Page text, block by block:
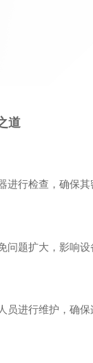
道
进行检查，确保其
题扩大，影响设
进行维护，确保